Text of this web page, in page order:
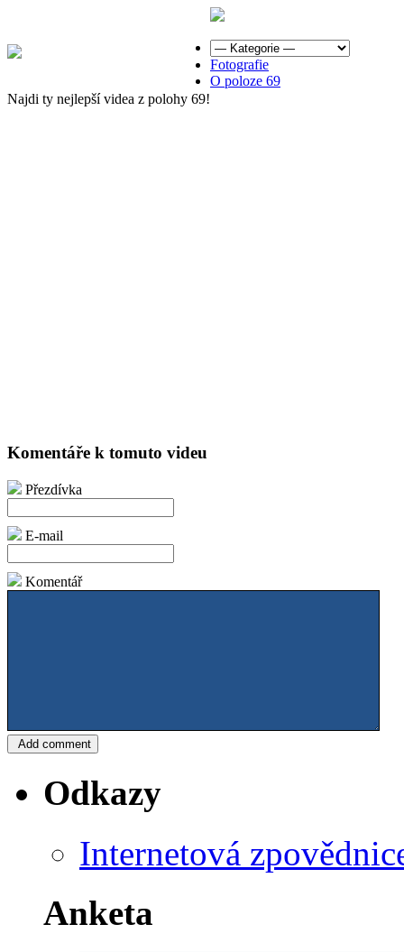
Najdi ty nejlepší videa z polohy 69!
Fotografie
O poloze 69
Komentáře k tomuto videu
Přezdívka
E-mail
Komentář
Odkazy
Internetová
Anketa